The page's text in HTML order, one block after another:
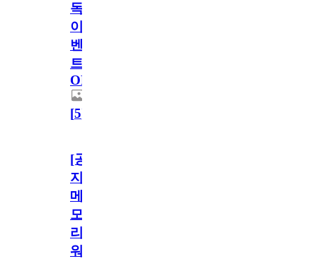
독
이
벤
트
OPEN!
[5]
[공
지]
메
모
리
워